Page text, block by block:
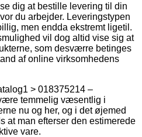
dig at bestille levering til din
du arbejder. Leveringstypen
men endda ekstremt ligetil.
vil dog altid vise sig at
som desværre betinges
af online virksomhedens
> 018375214 –
temmelig væsentlig i
nu og her, og i det øjemed
at man efterser den estimerede
vare.